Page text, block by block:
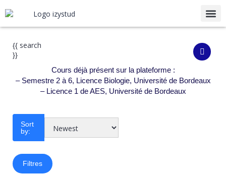
{{ search
}}
Cours déjà présent sur la plateforme :
– Semestre 2 à 6, Licence Biologie, Université de Bordeaux
– Licence 1 de AES, Université de Bordeaux
Sort
by:
Filtres